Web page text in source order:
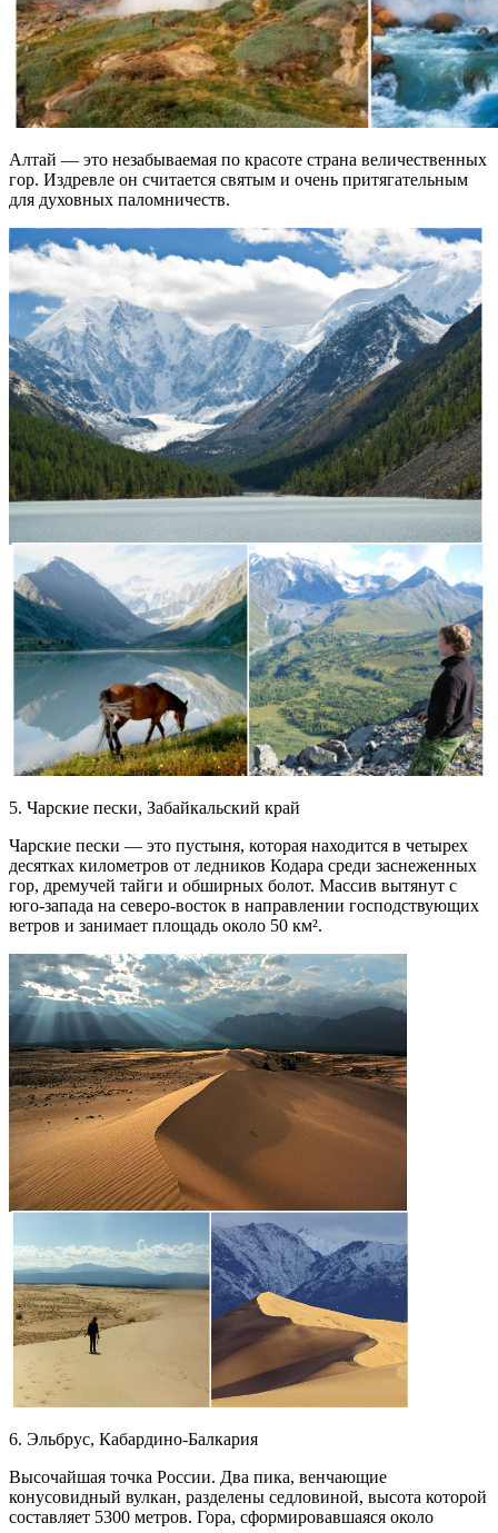
Алтай — это незабываемая по красоте страна величественных
гор. Издревле он считается святым и очень притягательным
для духовных паломничеств.
5. Чарские пески, Забайкальский край
Чарские пески — это пустыня, которая находится в четырех
десятках километров от ледников Кодара среди заснеженных
гор, дремучей тайги и обширных болот. Массив вытянут с
юго-запада на северо-восток в направлении господствующих
ветров и занимает площадь около 50 км².
6. Эльбрус, Кабардино-Балкария
Высочайшая точка России. Два пика, венчающие
конусовидный вулкан, разделены седловиной, высота которой
составляет 5300 метров. Гора, сформировавшаяся около